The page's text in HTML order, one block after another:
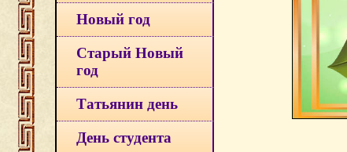
Новый год
Старый Новый
год
Татьянин день
День студента